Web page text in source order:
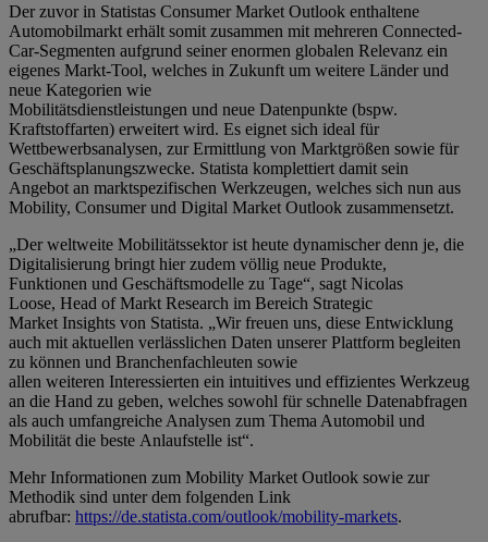
Der zuvor in Statistas Consumer Market Outlook enthaltene
Automobilmarkt erhält somit zusammen mit mehreren Connected-
Car-Segmenten aufgrund seiner enormen globalen Relevanz ein
eigenes Markt-Tool, welches in Zukunft um weitere Länder und
neue Kategorien wie
Mobilitätsdienstleistungen und neue Datenpunkte (bspw.
Kraftstoffarten) erweitert wird. Es eignet sich ideal für
Wettbewerbsanalysen, zur Ermittlung von Marktgrößen sowie für
Geschäftsplanungszwecke. Statista komplettiert damit sein
Angebot an marktspezifischen Werkzeugen, welches sich nun aus
Mobility, Consumer und Digital Market Outlook zusammensetzt.
„Der weltweite Mobilitätssektor ist heute dynamischer denn je, die
Digitalisierung bringt hier zudem völlig neue Produkte,
Funktionen und Geschäftsmodelle zu Tage“, sagt Nicolas
Loose, Head of Markt Research im Bereich Strategic
Market Insights von Statista. „Wir freuen uns, diese Entwicklung
auch mit aktuellen verlässlichen Daten unserer Plattform begleiten
zu können und Branchenfachleuten sowie
allen weiteren Interessierten ein intuitives und effizientes Werkzeug
an die Hand zu geben, welches sowohl für schnelle Datenabfragen
als auch umfangreiche Analysen zum Thema Automobil und
Mobilität die beste Anlaufstelle ist“.
Mehr Informationen zum Mobility Market Outlook sowie zur
Methodik sind unter dem folgenden Link
abrufbar: https://de.statista.com/outlook/mobility-markets.